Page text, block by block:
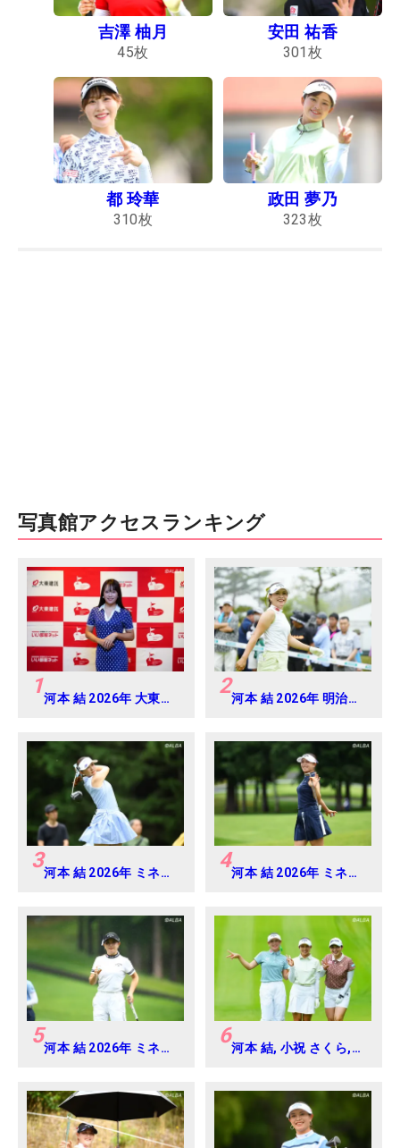
吉澤 柚月
45枚
安田 祐香
301 枚
都 玲華
310枚
政田 夢乃
323枚
写真館アクセスランキング
1河本 結 2026年 大東建
マ
2河本 結 2026年 明治安
3河本 結 2026年 ミネベ
4河本 結 2026年 ミネベ
5河本 結 2026年 ミネベ
6河本 結, 小祝 さくら,
Round4